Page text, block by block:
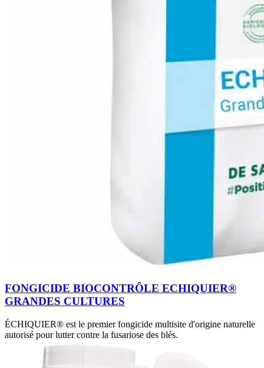
FONGICIDE BIOCONTRÔLE ECHIQUIER®
GRANDES CULTURES
ÉCHIQUIER® est le premier fongicide multisite d'origine naturelle
autorisé pour lutter contre la fusariose des blés.